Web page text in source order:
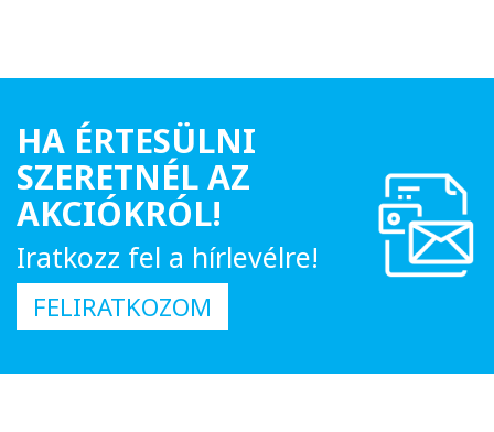
HA ÉRTESÜLNI
SZERETNÉL AZ
AKCIÓKRÓL!
Iratkozz fel a hírlevélre!
FELIRATKOZOM